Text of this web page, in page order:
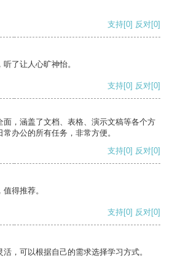
支持[0] 反对[0]
了让人心旷神怡。
支持[0] 反对[0]
面，涵盖了文档、表格、演示文稿等各个方
办公的所有任务，非常方便。
支持[0] 反对[0]
得推荐。
支持[0] 反对[0]
，可以根据自己的需求选择学习方式。